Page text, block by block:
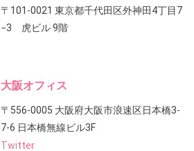
〒101-0021 東京都千代田区外神田4丁目7
−3 虎ビル 9階
大阪オフィス
〒556-0005 大阪府大阪市浪速区日本橋3-
7-6 日本橋無線ビル3F
Twitter